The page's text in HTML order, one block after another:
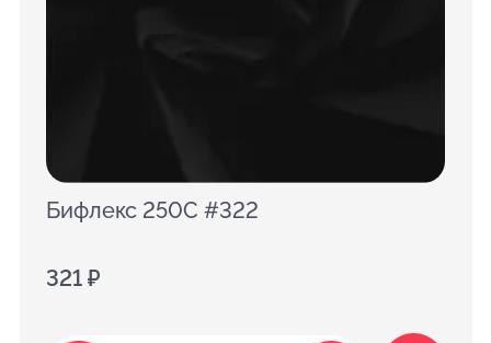
Бифлекс 250C #322
321 ₽